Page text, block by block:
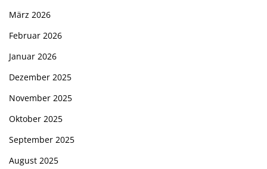
März 2026
Februar 2026
Januar 2026
Dezember 2025
November 2025
Oktober 2025
September 2025
August 2025